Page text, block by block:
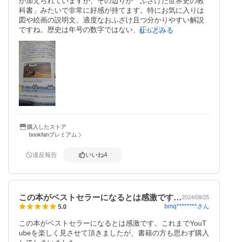
科書」みたいで非常に好感が持てます。特にお気に入りは
図や絵画の説明文。適度なおふざけ且つ分かりやすい解説
ですね。歴史は年号の数字ではない、正に歴史を脳でなく
骨肉で味わえます。
もっとみる
購入したストア
bookfanプレミアム
違反報告 いいね4
この本がベストセラーになるとは感激です…2024/08/25
5.0 bmq********さん
この本がベストセラーになるとは感激です。これまでYouT
ubeを楽しく見させて頂きましたが、書籍の方も思わず購入